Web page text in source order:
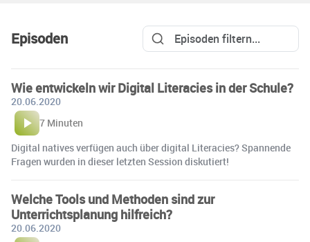
Episoden
Wie entwickeln wir Digital Literacies in der Schule?
20.06.2020
7 Minuten
Digital natives verfügen auch über digital Literacies? Spannende
Fragen wurden in dieser letzten Session diskutiert!
Welche Tools und Methoden sind zur
Unterrichtsplanung hilfreich?
20.06.2020